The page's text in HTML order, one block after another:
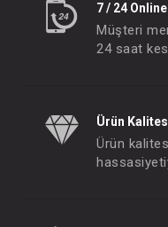
7 / 24
Müşteri
24 saat
Ürün
Ürün